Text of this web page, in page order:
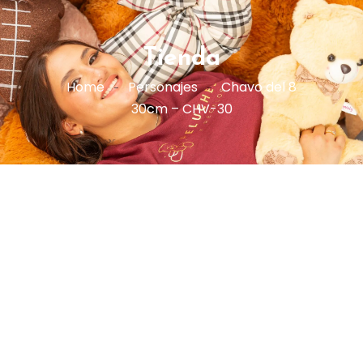
Tienda
Home Personajes
Chavo del 8
30cm – CHV-30